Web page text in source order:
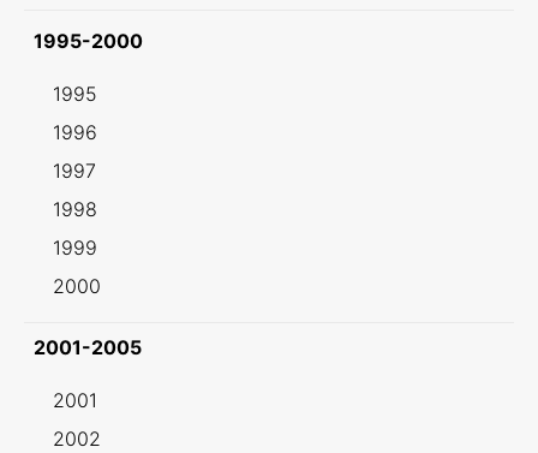
1995-2000
1995
1996
1997
1998
1999
2000
2001-2005
2001
2002